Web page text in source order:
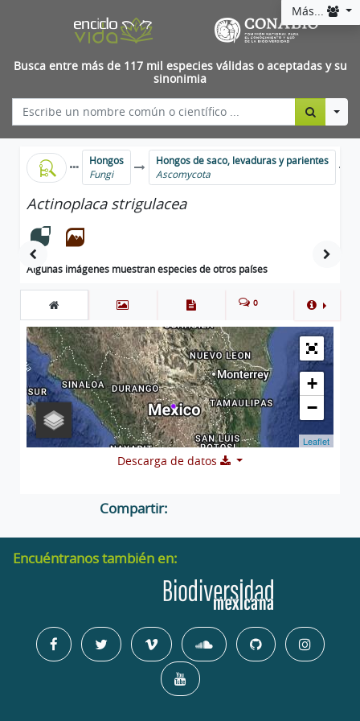
Más...
Busca entre más de 117 mil especies válidas o aceptadas y su
sinonimia
Hongos
Fungi
Hongos de saco, levaduras y parientes
Ascomycota
Actinoplaca strigulacea
Algunas imágenes muestran especies de otros países
0
+
−
Leaflet
Descarga de datos
Compartir:
Encuéntranos también en: